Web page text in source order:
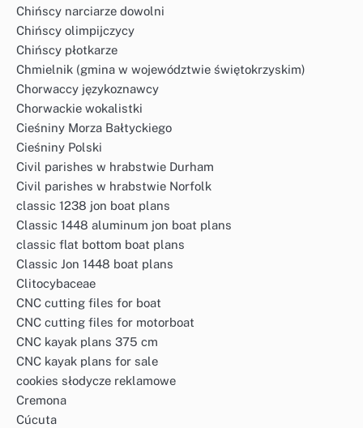
Chińscy narciarze dowolni
Chińscy olimpijczycy
Chińscy płotkarze
Chmielnik (gmina w województwie świętokrzyskim)
Chorwaccy językoznawcy
Chorwackie wokalistki
Cieśniny Morza Bałtyckiego
Cieśniny Polski
Civil parishes w hrabstwie Durham
Civil parishes w hrabstwie Norfolk
classic 1238 jon boat plans
Classic 1448 aluminum jon boat plans
classic flat bottom boat plans
Classic Jon 1448 boat plans
Clitocybaceae
CNC cutting files for boat
CNC cutting files for motorboat
CNC kayak plans 375 cm
CNC kayak plans for sale
cookies słodycze reklamowe
Cremona
Cúcuta